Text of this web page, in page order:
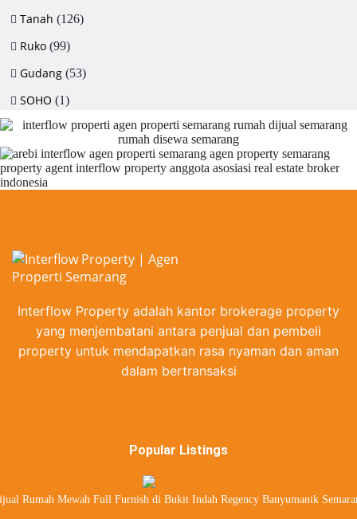
Tanah (126)
Ruko (99)
Gudang (53)
SOHO (1)
Interflow Property adalah kantor brokerage property
yang menjembatani antara penjual dan pembeli
property untuk mendapatkan rasa nyaman dan aman
dalam bertransaksi
Popular Listings
Rumah Mewah Full Furnish di Bukit Indah Regency Banyumanik